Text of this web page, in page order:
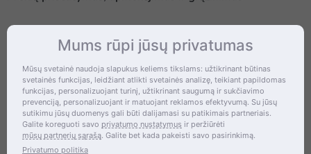
Kontaktai
Šventupės g. 28, Kaunas, Lietuva
+370 (672) 27 650
info@dokrinesa.lt
Mums rūpi jūsų privatumas
Mūsų svetainė naudoja slapukus keliems tikslams: užtikrinant būtinas
svetainės funkcijas, leidžiant atlikti svetainės analizę, teikiant papildomas
funkcijas, personalizuojant turinį, užtikrinant saugumą ir sukčiavimo
prevenciją, personalizuojant ir matuojant reklamos efektyvumą. Su jūsų
sutikimu jūsų duomenys gali būti dalijamasi su patikimais partneriais.
Galite koreguoti savo privatumo nustatymus ir peržiūrėti
mūsų partnerių sąrašą. Galite bet kada pakeisti savo pasirinkimą.
Privatumo politika